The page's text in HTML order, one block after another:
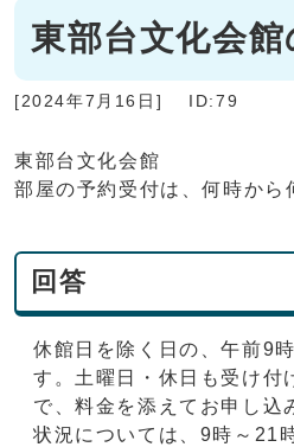
東部台文化会館
[2024年7月16日] ID:79
東部台文化会館
部屋の予約受付は、何時から
回答
休館日を除く日の、午前9
す。土曜日・休日も受け付
で、料金を添えてお申し込
状況については、9時～21